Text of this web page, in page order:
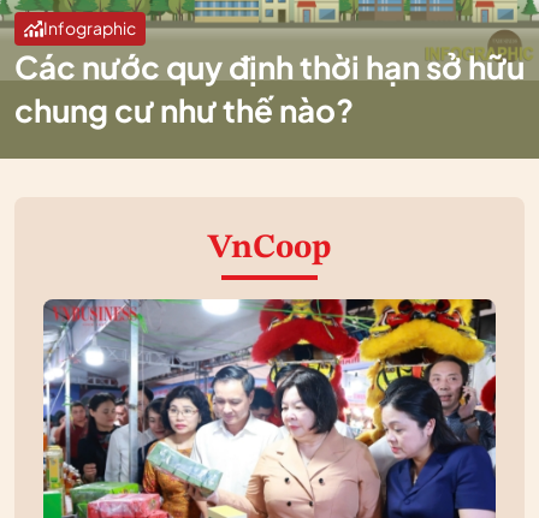
Infographic
Các nước quy định thời hạn sở hữu
chung cư như thế nào?
VnCoop